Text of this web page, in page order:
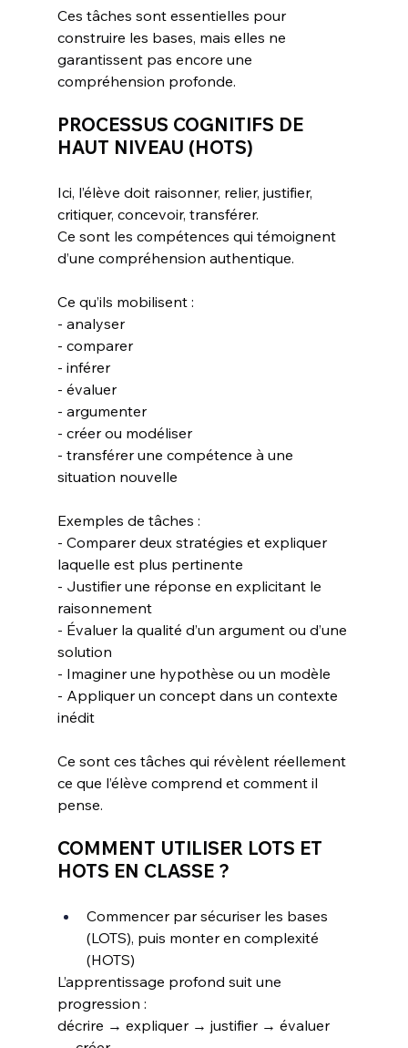
Ces tâches sont essentielles pour
construire les bases, mais elles ne
garantissent pas encore une
compréhension profonde.
PROCESSUS COGNITIFS DE
HAUT NIVEAU (HOTS)
Ici, l’élève doit raisonner, relier, justifier,
critiquer, concevoir, transférer.
Ce sont les compétences qui témoignent
d’une compréhension authentique.
Ce qu’ils mobilisent :
- analyser
- comparer
- inférer
- évaluer
- argumenter
- créer ou modéliser
- transférer une compétence à une
situation nouvelle
Exemples de tâches :
- Comparer deux stratégies et expliquer
laquelle est plus pertinente
- Justifier une réponse en explicitant le
raisonnement
- Évaluer la qualité d’un argument ou d’une
solution
- Imaginer une hypothèse ou un modèle
- Appliquer un concept dans un contexte
inédit
Ce sont ces tâches qui révèlent réellement
ce que l’élève comprend et comment il
pense.
COMMENT UTILISER LOTS ET
HOTS EN CLASSE ?
Commencer par sécuriser les bases
(LOTS), puis monter en complexité
(HOTS)
L’apprentissage profond suit une
progression :
décrire → expliquer → justifier → évaluer